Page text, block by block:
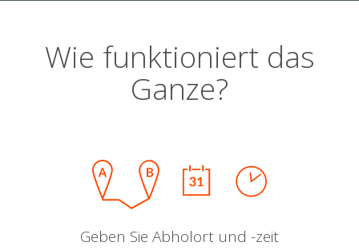
Wie funktioniert das
Ganze?
Geben Sie Abholort und -zeit